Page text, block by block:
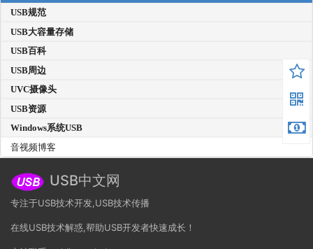
USB规范
USB大容量存储
USB百科
USB周边
UVC摄像头
USB资源
Windows系统USB
音视频博客
USB中文网
专注于USB技术开发,USB技术传播
在线USB技术解惑,帮助USB开发者快速成长！